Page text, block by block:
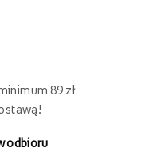
89 zł
odbioru